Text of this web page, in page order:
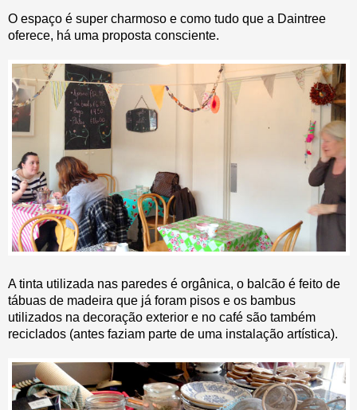
O espaço é super charmoso e como tudo que a Daintree
oferece, há uma proposta consciente.
A tinta utilizada nas paredes é orgânica, o balcão é feito de
tábuas de madeira que já foram pisos e os bambus
utilizados na decoração exterior e no café são também
reciclados (antes faziam parte de uma instalação artística).